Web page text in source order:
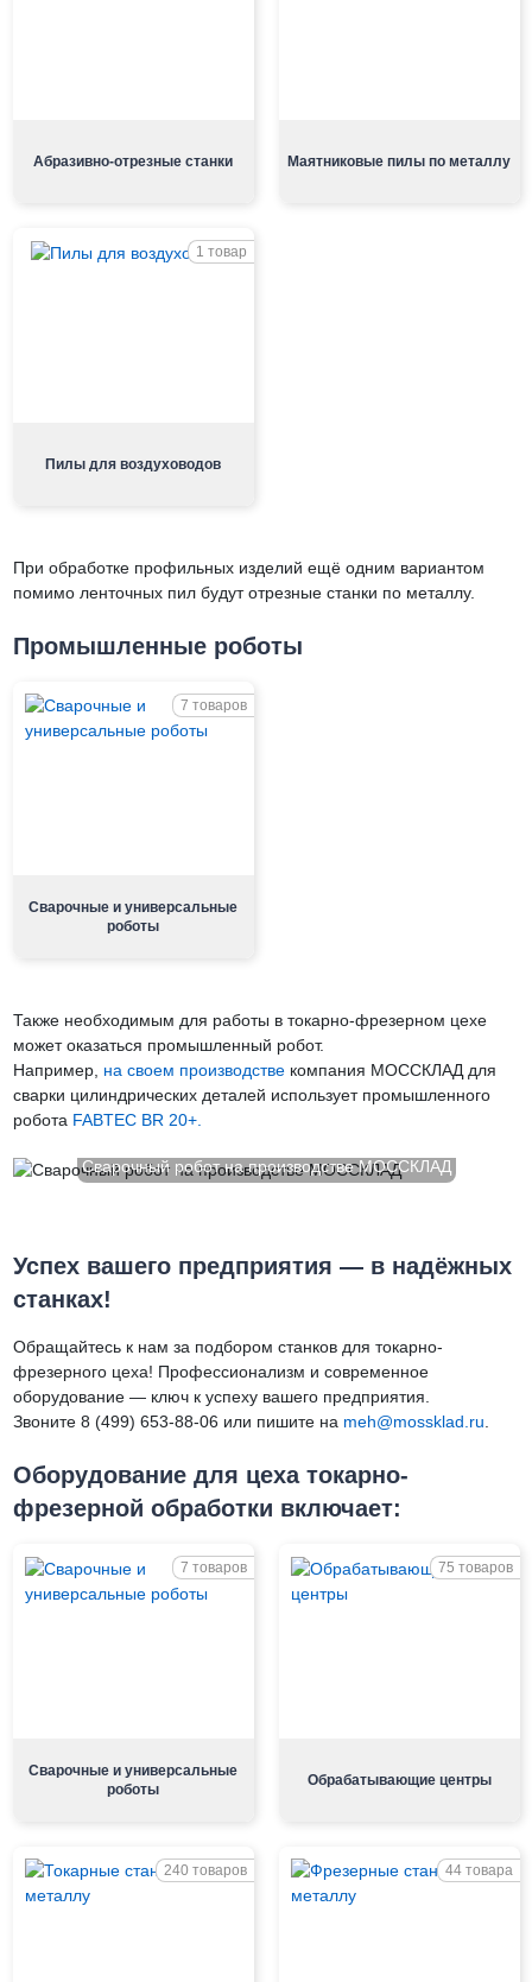
Абразивно-отрезные станки Маятниковые пилы по металлу
1 товар
Пилы для воздуховодов
При обработке профильных изделий ещё одним вариантом
помимо ленточных пил будут отрезные станки по металлу.
Промышленные роботы
7 товаров
Сварочные и универсальные
роботы
Также необходимым для работы в токарно-фрезерном цехе
может оказаться промышленный робот.
Например, на своем производствекомпания МОССКЛАД для
сварки цилиндрических деталей использует промышленного
робота FABTEC BR 20+.
Сварочный робот на производстве МОССКЛАД
Успех вашего предприятия — в надёжных
станках!
Обращайтесь к нам за подбором станков для токарно-
фрезерного цеха! Профессионализм и современное
оборудование — ключ к успеху вашего предприятия.
Звоните 8 (499) 653-88-06 или пишите на meh@mossklad.ru.
Оборудование для цеха токарно-
фрезерной обработки включает:
7 товаров
Сварочные и универсальные
роботы
75 товаров
Обрабатывающие центры
240 товаров 44 товара